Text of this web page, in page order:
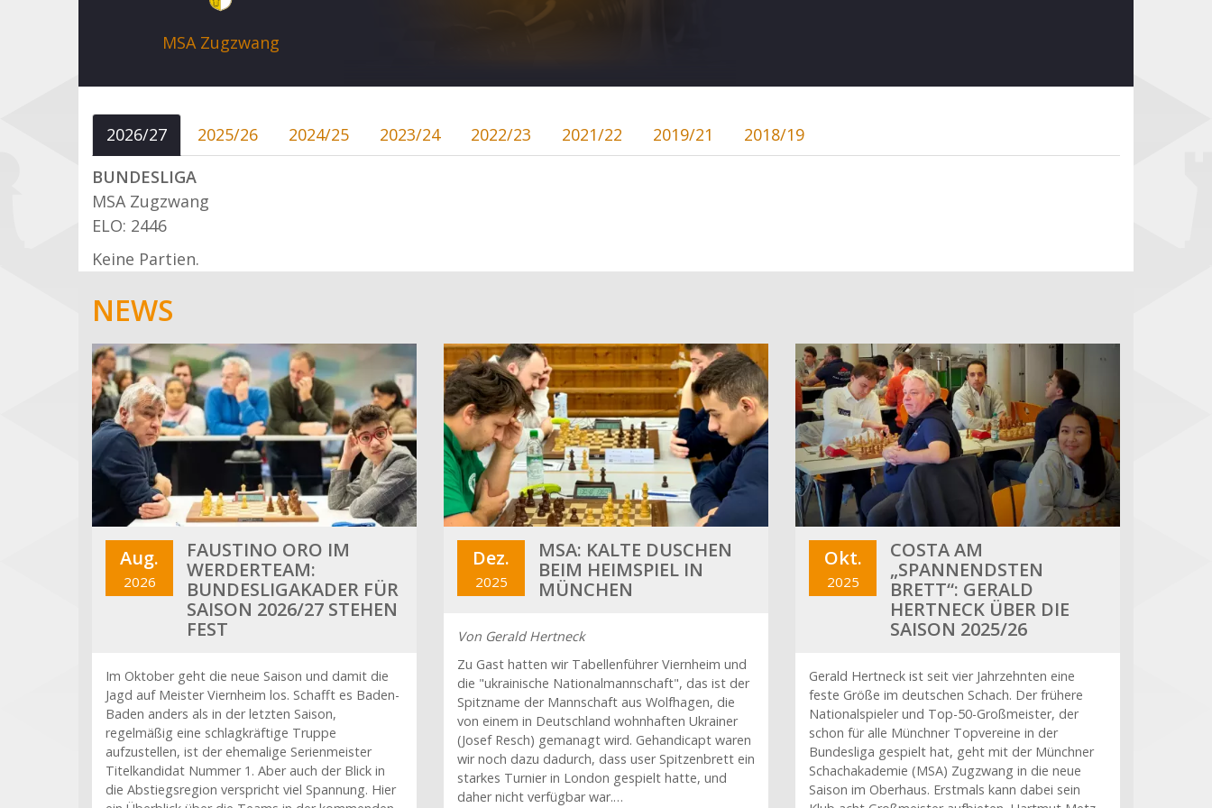
MSA Zugzwang
2026/27 2025/26 2024/25 2023/24 2022/23 2021/22 2019/21
2018/19
BUNDESLIGA
MSA Zugzwang
ELO: 2446
Keine Partien.
NEWS
Aug.
2026
FAUSTINO ORO IM
WERDERTEAM:
BUNDESLIGAKADER FÜR
SAISON 2026/27 STEHEN
FEST
Im Oktober geht die neue Saison und damit die
Jagd auf Meister Viernheim los. Schafft es Baden-
Baden anders als in der letzten Saison,
regelmäßig eine schlagkräftige Truppe
aufzustellen, ist der ehemalige Serienmeister
Titelkandidat Nummer 1. Aber auch der Blick in
die Abstiegsregion verspricht viel Spannung. Hier
Dez.
2025
MSA: KALTE DUSCHEN
BEIM HEIMSPIEL IN
MÜNCHEN
Von Gerald Hertneck
Zu Gast hatten wir Tabellenführer Viernheim und
die "ukrainische Nationalmannschaft", das ist der
Spitzname der Mannschaft aus Wolfhagen, die
von einem in Deutschland wohnhaften Ukrainer
(Josef Resch) gemanagt wird. Gehandicapt waren
wir noch dazu dadurch, dass user Spitzenbrett ein
starkes Turnier in London gespielt hatte, und
daher nicht verfügbar war.…
Okt.
2025
COSTA AM
„SPANNENDSTEN
BRETT“: GERALD
HERTNECK ÜBER DIE
SAISON 2025/26
Gerald Hertneck ist seit vier Jahrzehnten eine
feste Größe im deutschen Schach. Der frühere
Nationalspieler und Top-50-Großmeister, der
schon für alle Münchner Topvereine in der
Bundesliga gespielt hat, geht mit der Münchner
Schachakademie (MSA) Zugzwang in die neue
Saison im Oberhaus. Erstmals kann dabei sein